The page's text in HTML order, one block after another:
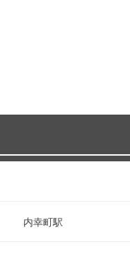
内幸町駅